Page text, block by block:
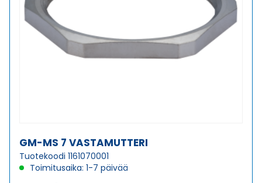
GM-MS 7 VASTAMUTTERI
Tuotekoodi 1161070001
Toimitusaika: 1-7 päivää